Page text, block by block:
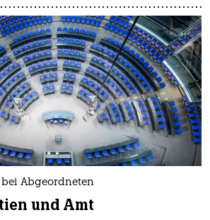
Abgeordneten
und Amt